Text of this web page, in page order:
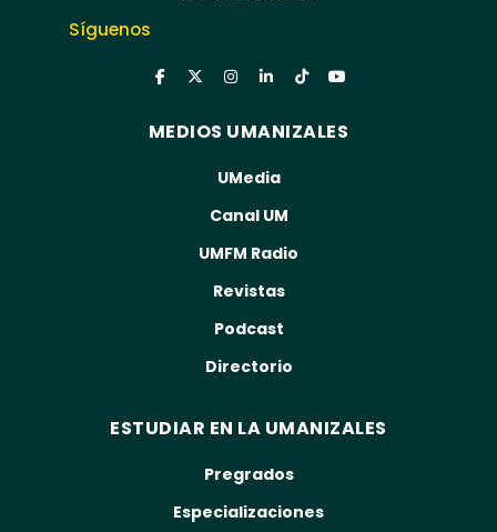
Síguenos
MEDIOS UMANIZALES
UMedia
Canal UM
UMFM Radio
Revistas
Podcast
Directorio
ESTUDIAR EN LA UMANIZALES
Pregrados
Especializaciones